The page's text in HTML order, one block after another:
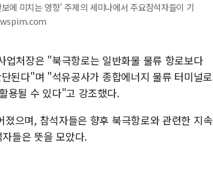
에 미치는 영향' 주제의 세미나에서 주요참석자들이 기
업처장은 "북극항로는 일반화물 물류 항로보다
된다"며 "석유공사가 종합에너지 물류 터미널로
용될 수 있다"고 강조했다.
으며, 참석자들은 향후 북극항로와 관련한 지속
들은 뜻을 모았다.